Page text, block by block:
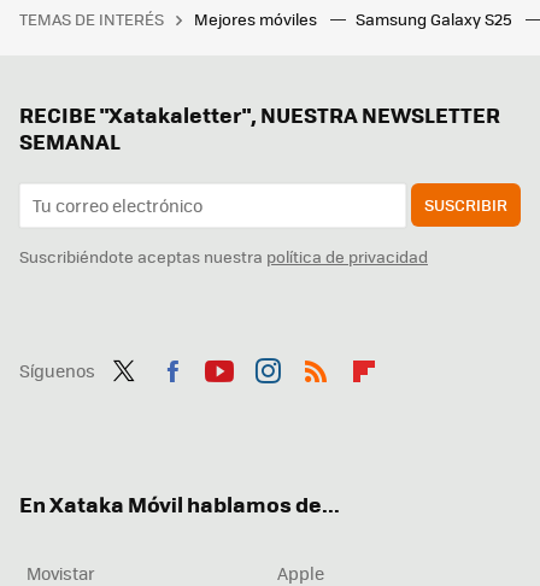
TEMAS DE INTERÉS Mejores móviles Samsung Galaxy S25
RECIBE "Xatakaletter", NUESTRA NEWSLETTER
SEMANAL
SUSCRIBIR
Suscribiéndote aceptas nuestra política de privacidad
Síguenos
En Xataka Móvil hablamos de...
Movistar
Apple